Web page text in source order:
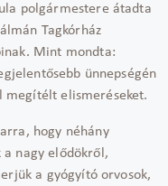
polgármestere átadta
Tagkórház
Mint mondta:
ünnepségén
megítélt elismeréseket.
hogy néhány
a nagy elődökről,
a gyógyító orvosok,